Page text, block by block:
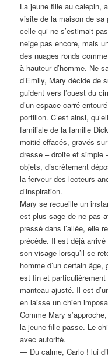
La jeune fille au calepin,
visite de la maison de sa
celle qui ne s’estimait
neige pas encore, mais
des nuages ronds
à hauteur d’homme. Ne
d’Emily, Mary décide de
guident vers l’ouest du
d’un espace carré
portillon. C’est ainsi,
familiale de la famille
moitié effacés, gravés
dresse – droite et simple
objets, discrètement
la ferveur des lecteurs
d’inspiration.
Mary se recueille un
est plus sage de ne pas
pressé dans l’allée, elle
précède. Il est déjà
son visage lorsqu’il se
homme d’un certain
est fin et
manteau ajusté. Il est
en laisse un chien
Comme Mary
la jeune fille passe. Le
avec autorité.
— Du calme, Carlo ! lui